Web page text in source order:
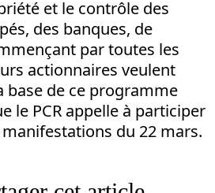
et le contrôle des
des banques, de
par toutes les
actionnaires veulent
base de ce programme
le PCR appelle à participer
du 22 mars.